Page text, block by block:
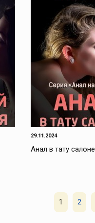
29.11.2024
Анал в тату салоне
1 2